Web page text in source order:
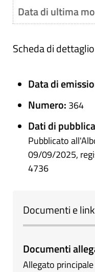
Data di ultima
Scheda di dettaglio
Data di
Numero: 364
Dati di
Pubblicato
09/09/2025,
4736
Documenti e link
Documenti
Allegato principale